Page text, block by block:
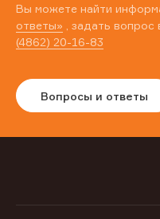
Вы можете найти
ответы» , задать вопрос
(4862) 20-16-83
Вопросы и ответы